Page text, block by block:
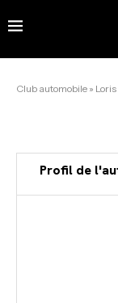
Club automobile » Loris
Profil de